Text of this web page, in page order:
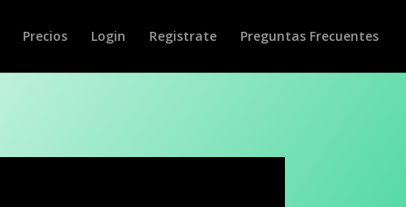
Precios Login Registrate Preguntas Frecuentes